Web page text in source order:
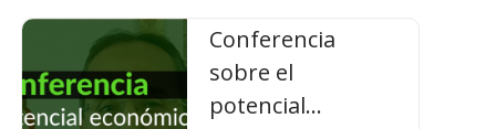
Conferencia
sobre el
potencial...